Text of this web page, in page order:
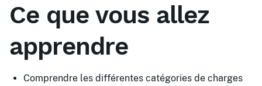
Ce que vous allez
apprendre
Comprendre les différentes catégories de charges